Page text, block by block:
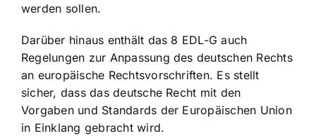
werden sollen.
Darüber hinaus enthält das 8 EDL-G auch
Regelungen zur Anpassung des deutschen Rechts
an europäische Rechtsvorschriften. Es stellt
sicher, dass das deutsche Recht mit den
Vorgaben und Standards der Europäischen Union
in Einklang gebracht wird.